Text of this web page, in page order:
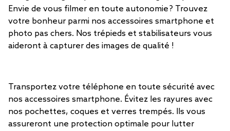
Envie de vous filmer en toute autonomie ? Trouvez
votre bonheur parmi nos accessoires smartphone et
photo pas chers. Nos trépieds et stabilisateurs vous
aideront à capturer des images de qualité !
Transportez votre téléphone en toute sécurité avec
nos accessoires smartphone. Évitez les rayures avec
nos pochettes, coques et verres trempés. Ils vous
assureront une protection optimale pour lutter